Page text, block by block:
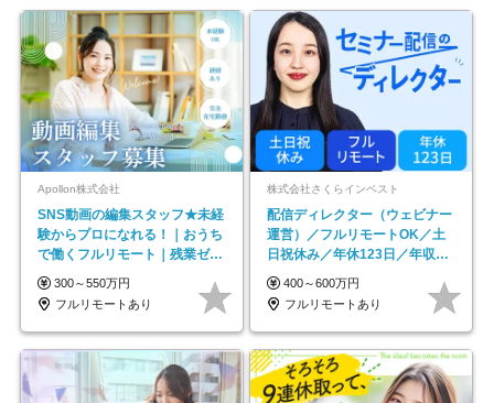
Apollon株式会社
SNS動画の編集スタッフ★未経
験からプロになれる！｜おうち
で働くフルリモート｜残業ゼロ
で18時退勤◎
300～550万円
フルリモートあり
株式会社さくらインベスト
配信ディレクター（ウェビナー
運営）／フルリモートOK／土
日祝休み／年休123日／年収
600万円可
400～600万円
フルリモートあり